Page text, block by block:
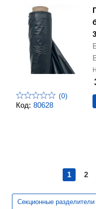
Код: 80628
(0)
1 2
Секционные